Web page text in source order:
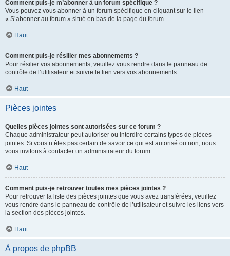
Comment puis-je m’abonner à un forum spécifique ?
Vous pouvez vous abonner à un forum spécifique en cliquant sur le lien
« S’abonner au forum » situé en bas de la page du forum.
Haut
Comment puis-je résilier mes abonnements ?
Pour résilier vos abonnements, veuillez vous rendre dans le panneau de
contrôle de l’utilisateur et suivre le lien vers vos abonnements.
Haut
Pièces jointes
Quelles pièces jointes sont autorisées sur ce forum ?
Chaque administrateur peut autoriser ou interdire certains types de pièces
jointes. Si vous n’êtes pas certain de savoir ce qui est autorisé ou non, nous
vous invitons à contacter un administrateur du forum.
Haut
Comment puis-je retrouver toutes mes pièces jointes ?
Pour retrouver la liste des pièces jointes que vous avez transférées, veuillez
vous rendre dans le panneau de contrôle de l’utilisateur et suivre les liens vers
la section des pièces jointes.
Haut
À propos de phpBB